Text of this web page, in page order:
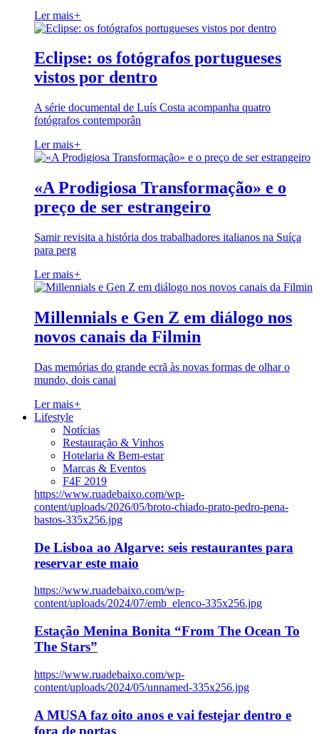
Ler mais+
Eclipse: os fotógrafos portugueses
vistos por dentro
A série documental de Luís Costa acompanha quatro
fotógrafos contemporân
Ler mais+
«A Prodigiosa Transformação» e o
preço de ser estrangeiro
Samir revisita a história dos trabalhadores italianos na Suíça
para perg
Ler mais+
Millennials e Gen Z em diálogo nos
novos canais da Filmin
Das memórias do grande ecrã às novas formas de olhar o
mundo, dois canai
Ler mais+
Lifestyle
Notícias
Restauração & Vinhos
Hotelaria & Bem-estar
Marcas & Eventos
F4F 2019
https://www.ruadebaixo.com/wp-
content/uploads/2026/05/broto-chiado-prato-pedro-pena-
bastos-335x256.jpg
De Lisboa ao Algarve: seis restaurantes para
reservar este maio
https://www.ruadebaixo.com/wp-
content/uploads/2024/07/emb_elenco-335x256.jpg
Estação Menina Bonita “From The Ocean To
The Stars”
https://www.ruadebaixo.com/wp-
content/uploads/2024/05/unnamed-335x256.jpg
A MUSA faz oito anos e vai festejar dentro e
fora de portas